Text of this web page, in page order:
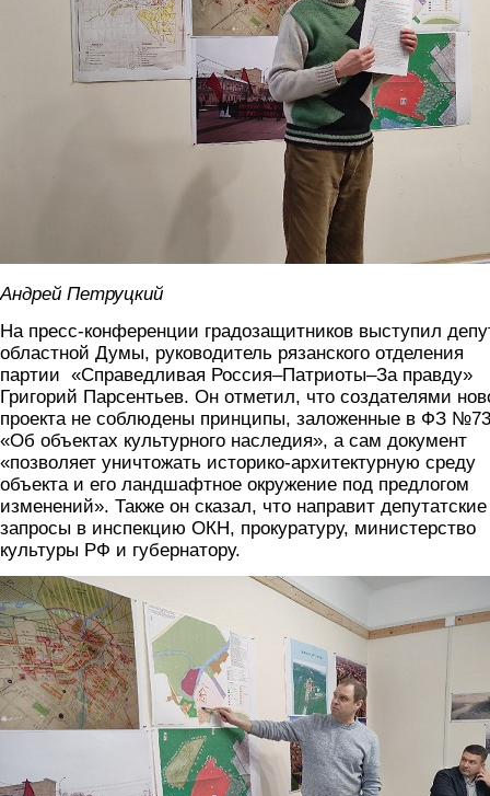
Андрей Петруцкий
На пресс-конференции градозащитников выступил
областной Думы, руководитель рязанского отделения
партии «Справедливая Россия–Патриоты–За правду»
Григорий Парсентьев. Он отметил, что создателями
проекта не соблюдены принципы, заложенные в ФЗ №73
«Об объектах культурного наследия», а сам документ
«позволяет уничтожать историко-архитектурную среду
объекта и его ландшафтное окружение под предлогом
изменений». Также он сказал, что направит депутатские
запросы в инспекцию ОКН, прокуратуру, министерство
культуры РФ и губернатору.
pk.jpg